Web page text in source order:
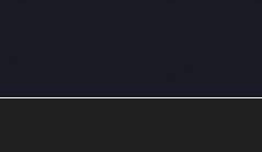
Todos los derechos